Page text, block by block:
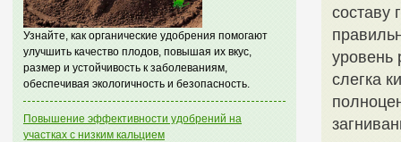
Узнайте, как органические удобрения помогают
улучшить качество плодов, повышая их вкус,
размер и устойчивость к заболеваниям,
обеспечивая экологичность и безопасность.
Повышение эффективности удобрений на
участках с низким кальцием
составу
уровень
слегка